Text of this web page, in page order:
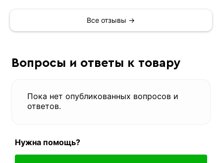
Все отзывы →
Вопросы и ответы к товару
Пока нет опубликованных вопросов и
ответов.
Нужна помощь?